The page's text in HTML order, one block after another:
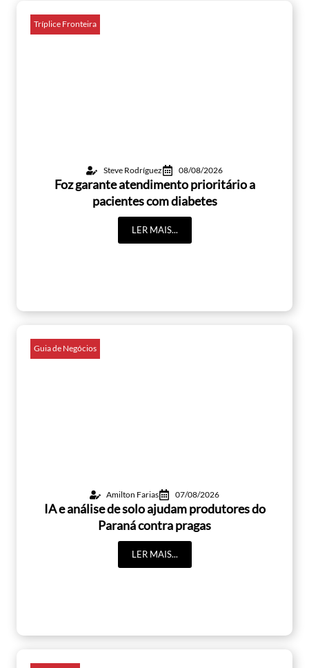
Tríplice Fronteira
Steve Rodríguez 08/08/2026
Foz garante atendimento prioritário a
pacientes com diabetes
LER MAIS...
Guia de Negócios
Amilton Farias 07/08/2026
IA e análise de solo ajudam produtores do
Paraná contra pragas
LER MAIS...